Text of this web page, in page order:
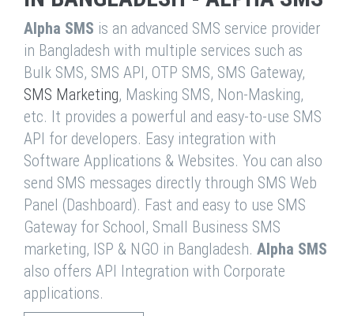
Alpha SMS is an advanced SMS service provider
in Bangladesh with multiple services such as
Bulk SMS, SMS API, OTP SMS, SMS Gateway,
SMS Marketing, Masking SMS, Non-Masking,
etc. It provides a powerful and easy-to-use SMS
API for developers. Easy integration with
Software Applications & Websites. You can also
send SMS messages directly through SMS Web
Panel (Dashboard). Fast and easy to use SMS
Gateway for School, Small Business SMS
marketing, ISP & NGO in Bangladesh. Alpha SMS
also offers API Integration with Corporate
applications.